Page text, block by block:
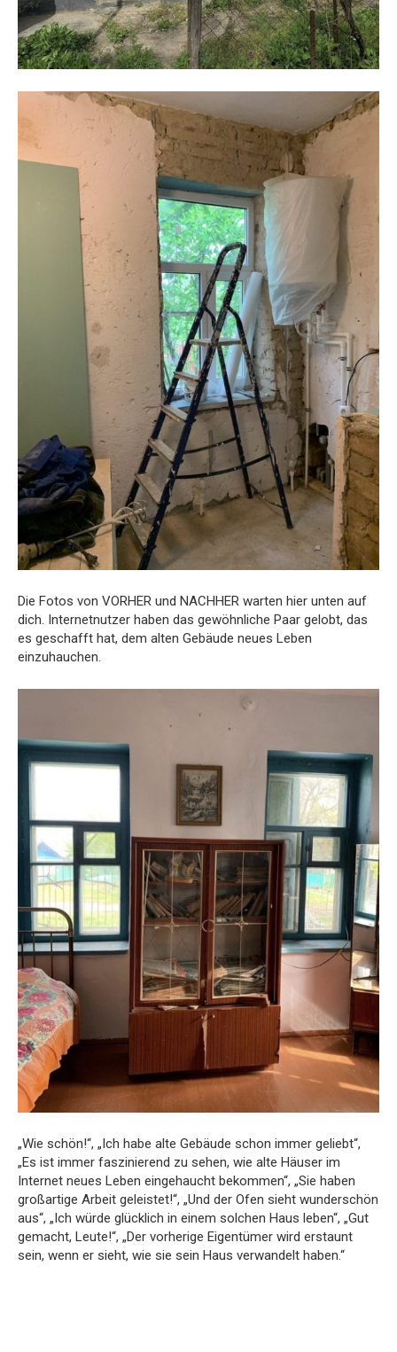
Die Fotos von VORHER und NACHHER warten hier unten auf
dich. Internetnutzer haben das gewöhnliche Paar gelobt, das
es geschafft hat, dem alten Gebäude neues Leben
einzuhauchen.
„Wie schön!“, „Ich habe alte Gebäude schon immer geliebt“,
„Es ist immer faszinierend zu sehen, wie alte Häuser im
Internet neues Leben eingehaucht bekommen“, „Sie haben
großartige Arbeit geleistet!“, „Und der Ofen sieht wunderschön
aus“, „Ich würde glücklich in einem solchen Haus leben“, „Gut
gemacht, Leute!“, „Der vorherige Eigentümer wird erstaunt
sein, wenn er sieht, wie sie sein Haus verwandelt haben.“